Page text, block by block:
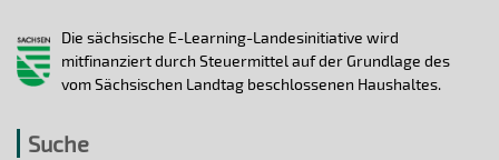
Die sächsische E-Learning-Landesinitiative wird
mitfinanziert durch Steuermittel auf der Grundlage des
vom Sächsischen Landtag beschlossenen Haushaltes.
Suche